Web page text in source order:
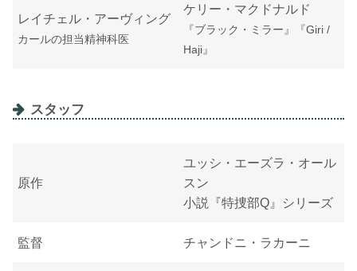
レイチェル・アーヴィング
カールの担当精神科医
ケリー・マクドナルド
『ブラック・ミラー』『Giri /
Haji』
スタッフ
原作
ユッシ・エーズラ・オール
スン
小説『特捜部Q』シリーズ
監督 チャンドニ・ラカーニ